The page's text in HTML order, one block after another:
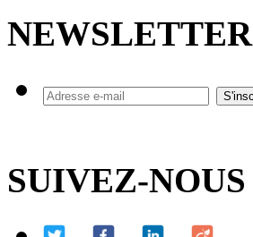
NEWSLETTER
SUIVEZ-NOUS